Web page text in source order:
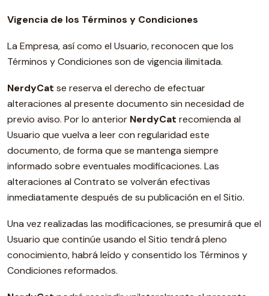
Vigencia de los Términos y Condiciones
La Empresa, así como el Usuario, reconocen que los
Términos y Condiciones son de vigencia ilimitada.
NerdyCat se reserva el derecho de efectuar
alteraciones al presente documento sin necesidad de
previo aviso. Por lo anterior NerdyCat recomienda al
Usuario que vuelva a leer con regularidad este
documento, de forma que se mantenga siempre
informado sobre eventuales modificaciones. Las
alteraciones al Contrato se volverán efectivas
inmediatamente después de su publicación en el Sitio.
Una vez realizadas las modificaciones, se presumirá que el
Usuario que continúe usando el Sitio tendrá pleno
conocimiento, habrá leído y consentido los Términos y
Condiciones reformados.